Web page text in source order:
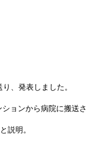
、発表しました。
ョンから病院に搬送
説明。